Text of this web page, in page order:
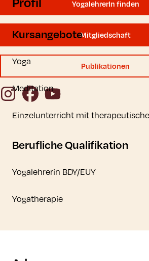
YogalehrerIn finden
Mitgliedschaft
Publikationen
InstagramFacebook
YouTube
Kursangebote
Yoga
Meditation
Einzelunterricht mit
Berufliche Qualifikation
Yogalehrerin BDY/EUY
Yogatherapie